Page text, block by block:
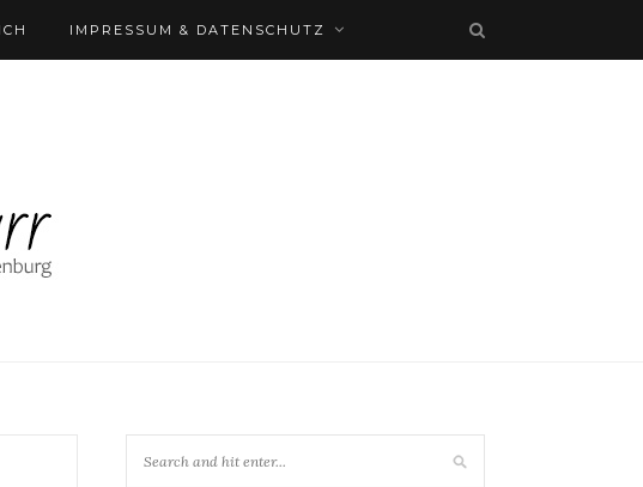
IMPRESSUM & DATENSCHUTZ